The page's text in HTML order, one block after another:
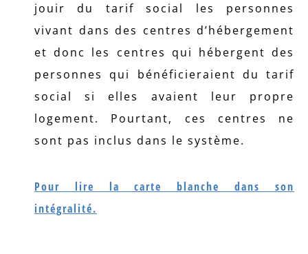
jouir du tarif social les personnes
vivant dans des centres d’hébergement
et donc les centres qui hébergent des
personnes qui bénéficieraient du tarif
social si elles avaient leur propre
logement. Pourtant, ces centres ne
sont pas inclus dans le système.
Pour lire la carte blanche dans son
intégralité.